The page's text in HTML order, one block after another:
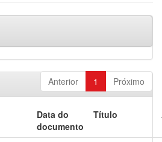
Anterior 1 Próximo
Data do
documento
Título